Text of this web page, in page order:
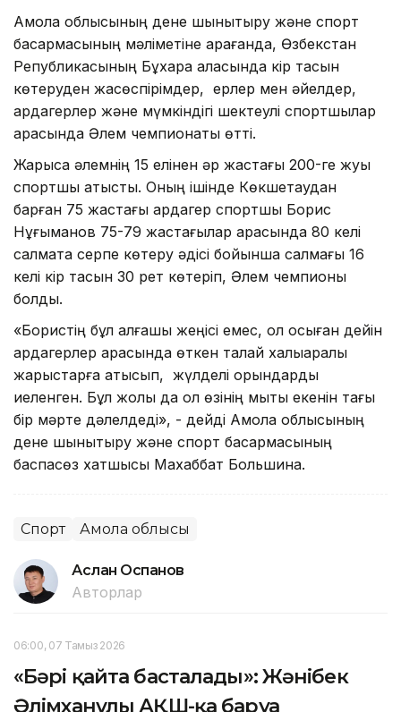
Ақмола облысының дене шынықтыру және спорт
басқармасының мәліметіне қарағанда, Өзбекстан
Републикасының Бұхара қаласында кір тасын
көтеруден жасөспірімдер, ерлер мен әйелдер,
ардагерлер және мүмкіндігі шектеулі спортшылар
арасында Әлем чемпионаты өтті.
Жарысқа әлемнің 15 елінен әр жастағы 200-ге жуық
спортшы қатысты. Оның ішінде Көкшетаудан
барған 75 жастағы ардагер спортшы Борис
Нұғыманов 75-79 жастағылар арасында 80 келі
салмақта серпе көтеру әдісі бойынша салмағы 16
келі кір тасын 30 рет көтеріп, Әлем чемпионы
болды.
«Бористің бұл алғашқы жеңісі емес, ол осыған дейін
ардагерлер арасында өткен талай халықаралық
жарыстарға қатысып, жүлделі орындарды
иеленген. Бұл жолы да ол өзінің мықты екенін тағы
бір мәрте дәлелдеді», - дейді Ақмола облысының
дене шынықтыру және спорт басқармасының
баспасөз хатшысы Махаббат Большина.
Спорт Ақмола облысы
Аслан Оспанов
Авторлар
06:00, 07 Тамыз 2026
«Бәрі қайта басталады»: Жәнібек
Әлімханұлы АҚШ-қа баруға